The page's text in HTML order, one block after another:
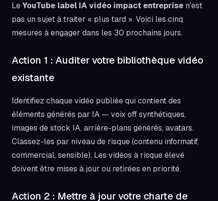
LeYouTube label IA vidéo impact entreprise n'est
pas un sujet à traiter « plus tard ». Voici les cinq
mesures à engager dans les 30 prochains jours.
Action 1 : Auditer votre bibliothèque vidéo
existante
Identifiez chaque vidéo publiée qui contient des
éléments générés par IA — voix off synthétiques,
images de stock IA, arrière-plans générés, avatars.
Classez-les par niveau de risque (contenu informatif,
commercial, sensible). Les vidéos à risque élevé
doivent être mises à jour ou retirées en priorité.
Action 2 : Mettre à jour votre charte de